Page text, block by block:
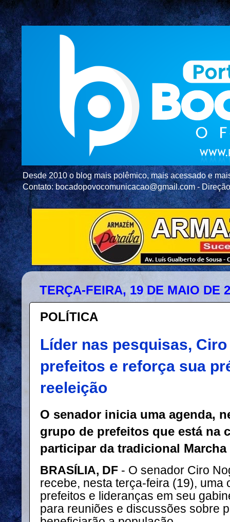
Desde 2010 o blog mais polêmico, mais acessado e
Contato: bocadopovocomunicacao@gmail.com -
TERÇA-FEIRA, 19 DE MAIO DE
POLÍTICA
Líder nas pesquisas,
prefeitos e reforça sua
reeleição
O senador inicia uma agenda,
grupo de prefeitos que está na
participar da tradicional
BRASÍLIA, DF - O senador Ciro
recebe, nesta terça-feira (19), uma
prefeitos e lideranças em seu
para reuniões e discussões sobre